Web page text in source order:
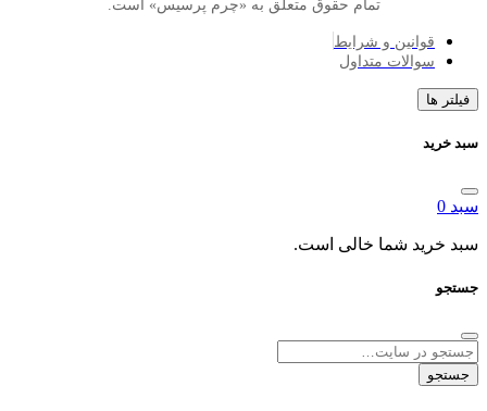
تمام حقوق متعلق به «چرم پرسیس» است.
و شرایط
متداول
شما خالی است.